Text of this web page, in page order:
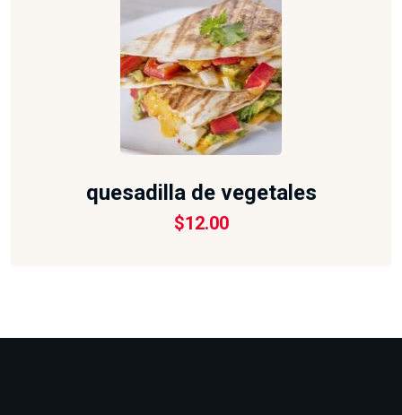
quesadilla de vegetales
$12.00